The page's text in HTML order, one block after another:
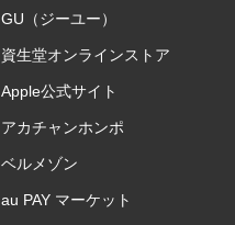
GU（ジーユー）
資生堂オンラインストア
Apple公式サイト
アカチャンホンポ
ベルメゾン
au PAY マーケット